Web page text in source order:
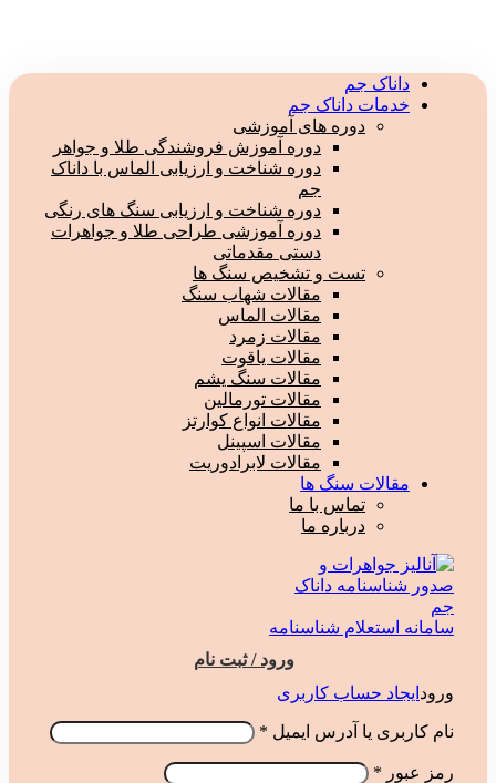
داناک جم
خدمات داناک جم
دوره های آموزشی
دوره آموزش فروشندگی طلا و جواهر
دوره شناخت و ارزیابی الماس با داناک
جم
دوره شناخت و ارزیابی سنگ های رنگی
دوره آموزشی طراحی طلا و جواهرات
دستی مقدماتی
تست و تشخیص سنگ ها
مقالات شهاب سنگ
مقالات الماس
مقالات زمرد
مقالات یاقوت
مقالات سنگ یشم
مقالات تورمالین
مقالات انواع کوارتز
مقالات اسپینل
مقالات لابرادوریت
مقالات سنگ ها
تماس با ما
درباره ما
سامانه استعلام شناسنامه
ورود / ثبت نام
ورود ایجاد حساب کاربری
نام کاربری یا آدرس ایمیل *
رمز عبور *